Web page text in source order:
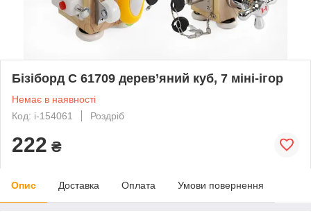
Бізіборд C 61709 дерев’яний куб, 7 міні-ігор
Немає в наявності
Код: i-154061
Роздріб
222 ₴
Опис Доставка Оплата Умови повернення